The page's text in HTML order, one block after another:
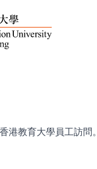
港教育大學員工訪問。